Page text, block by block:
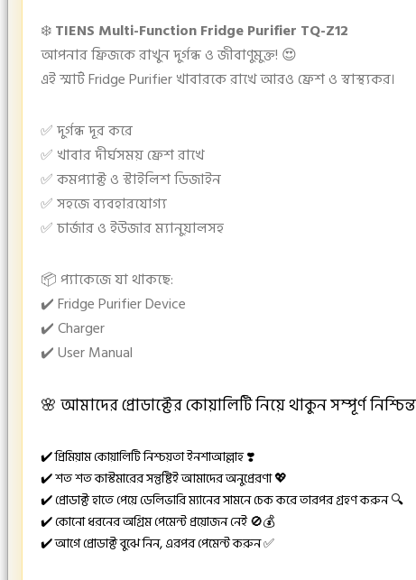
❄️TIENS Multi-Function Fridge Purifier TQ-Z12
আপনার ফ্রিজকে রাখুন দুর্গন্ধ ও জীবাণুমুক্ত! 😍
এই স্মার্ট Fridge Purifier খাবারকে রাখে আরও ফ্রেশ ও স্বাস্থ্যকর।
✅ দুর্গন্ধ দূর করে
✅ খাবার দীর্ঘসময় ফ্রেশ রাখে
✅ কমপ্যাক্ট ও স্টাইলিশ ডিজাইন
✅ সহজে ব্যবহারযোগ্য
✅ চার্জার ও ইউজার ম্যানুয়ালসহ
📦 প্যাকেজে যা থাকছে:
✔️ Fridge Purifier Device
✔️ Charger
✔️ User Manual
🌸 আমাদের প্রোডাক্টের কোয়ালিটি নিয়ে থাকুন সম্পূর্ণ নিশ্চিন্ত
✔️ প্রিমিয়াম কোয়ালিটি নিশ্চয়তা ইনশাআল্লাহ ❣️
✔️ শত শত কাস্টমারের সন্তুষ্টিই আমাদের অনুপ্রেরণা 💖
✔️ প্রোডাক্ট হাতে পেয়ে ডেলিভারি ম্যানের সামনে চেক করে তারপর গ্রহণ করুন 🔍
✔️ কোনো ধরনের অগ্রিম পেমেন্ট প্রয়োজন নেই 🚫💰
✔️ আগে প্রোডাক্ট বুঝে নিন, এরপর পেমেন্ট করুন ✅